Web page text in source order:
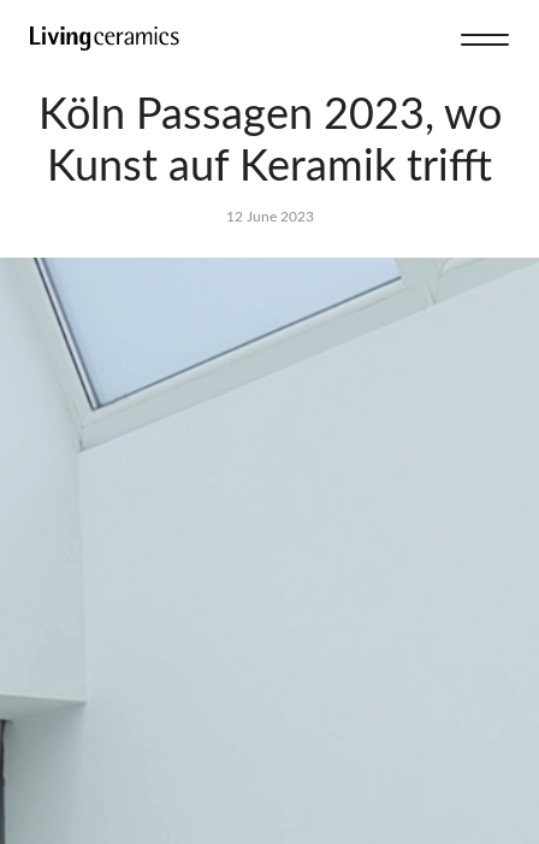
Köln Passagen 2023, wo
Kunst auf Keramik trifft
12 June 2023